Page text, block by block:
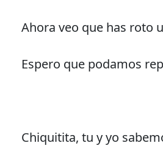
Ahora veo que has roto
Espero que podamos
Chiquitita, tu y yo